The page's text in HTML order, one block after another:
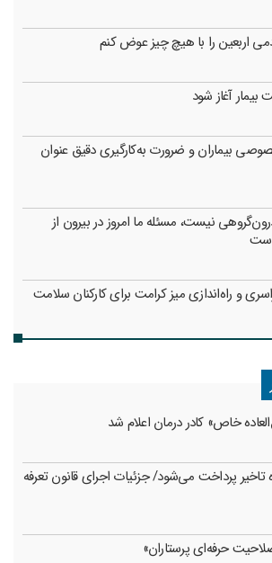
اربعین را با هیچ چیز عوض کنم
بیمار آغاز شود
بیماران و ضرورت به‌کارگیری دقیق عنوان
نیست، مسئله ما امروز در بیرون از
و راه‌اندازی میز کرامت برای کارکنان سلامت
خاص» کادر درمان اعلام شد
پرستاران با 6 ماه تاخیر پرداخت می‌شود/ جزئیات اجرای قانون تعرفه
حرفه‌ای پرستاران»